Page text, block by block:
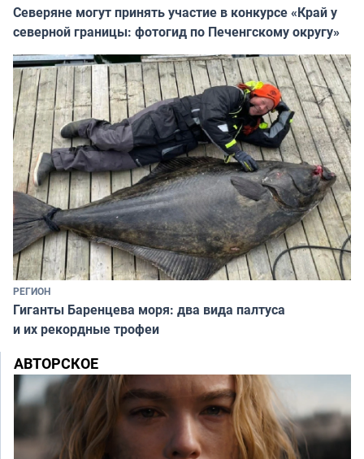
Северяне могут принять участие в конкурсе «Край у
северной границы: фотогид по Печенгскому округу»
РЕГИОН
Гиганты Баренцева моря: два вида палтуса
и их рекордные трофеи
АВТОРСКОЕ